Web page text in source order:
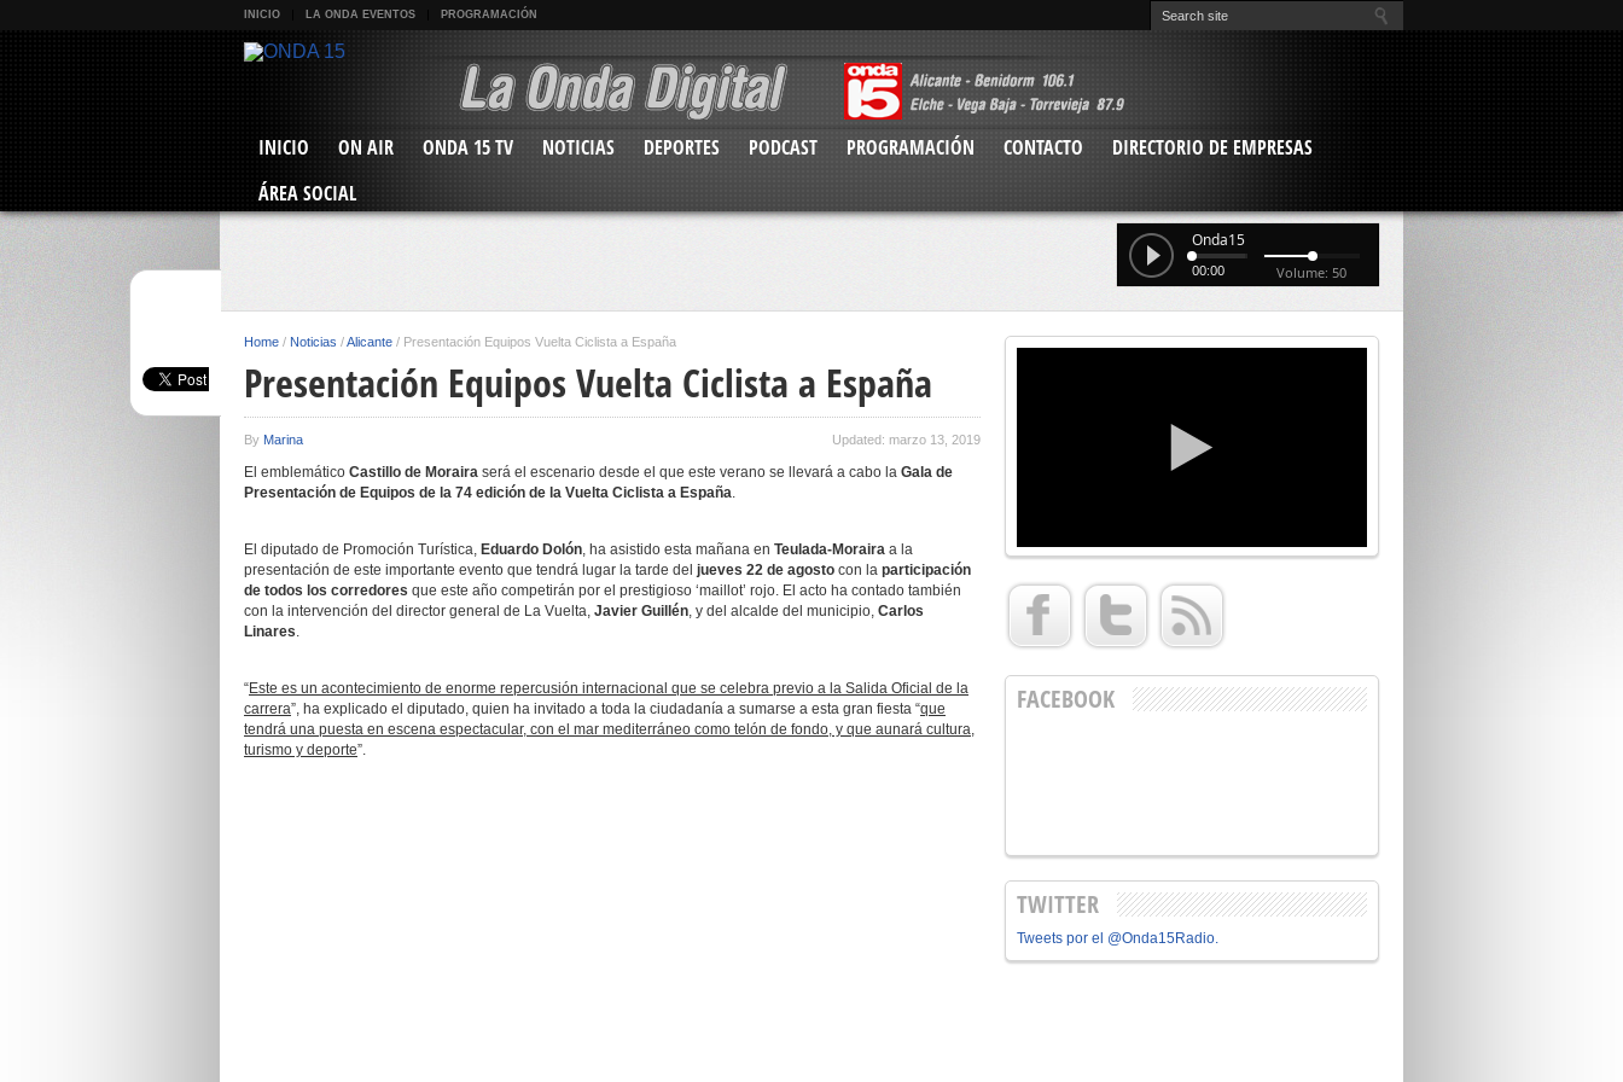
INICIO LA ONDA EVENTOS PROGRAMACIÓN
INICIO ON AIR ONDA 15 TV NOTICIAS DEPORTES PODCAST PROGRAMACIÓN CONTACTO
DIRECTORIO DE EMPRESAS
ÁREA SOCIAL
Onda15
00:00 Volume: 50
Home / Noticias /Alicante / Presentación Equipos Vuelta Ciclista a España
Presentación Equipos Vuelta Ciclista a España
By Marina Updated: marzo 13, 2019
El emblemático Castillo de Moraira será el escenario desde el que este verano se llevará a cabo la Gala de
Presentación de Equipos de la 74 edición de la Vuelta Ciclista a España.
El diputado de Promoción Turística, Eduardo Dolón, ha asistido esta mañana en Teulada-Moraira a la
presentación de este importante evento que tendrá lugar la tarde del jueves 22 de agosto con la participación
de todos los corredores que este año competirán por el prestigioso ‘maillot’ rojo. El acto ha contado también
con la intervención del director general de La Vuelta, Javier Guillén, y del alcalde del municipio, Carlos
Linares.
“Este es un acontecimiento de enorme repercusión internacional que se celebra previo a la Salida Oficial de la
carrera”, ha explicado el diputado, quien ha invitado a toda la ciudadanía a sumarse a esta gran fiesta “que
tendrá una puesta en escena espectacular, con el mar mediterráneo como telón de fondo, y que aunará cultura,
turismo y deporte”.
FACEBOOK
TWITTER
Tweets por el @Onda15Radio.